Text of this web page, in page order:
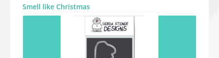
Produktgalerie überspringen
Smell like Christmas